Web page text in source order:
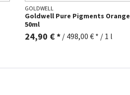
GOLDWELL
Goldwell Pure Pigments Orange
50ml
24,90 € * / 498,00 € * / 1 l